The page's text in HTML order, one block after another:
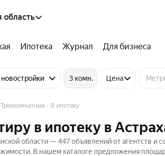
область
Ипотека Журнал Для бизнеса
3 комн. Цена
Трехкомнатные В ипотеку
в ипотеку в
области — 447 объявлений от агентств и
В нашем каталоге предложения